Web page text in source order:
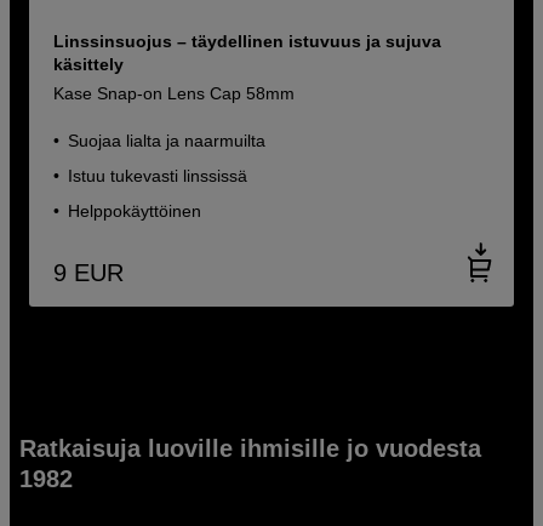
Linssinsuojus – täydellinen istuvuus ja sujuva
käsittely
Kase Snap-on Lens Cap 58mm
Suojaa lialta ja naarmuilta
Istuu tukevasti linssissä
Helppokäyttöinen
9 EUR
Ratkaisuja luoville ihmisille jo vuodesta
1982